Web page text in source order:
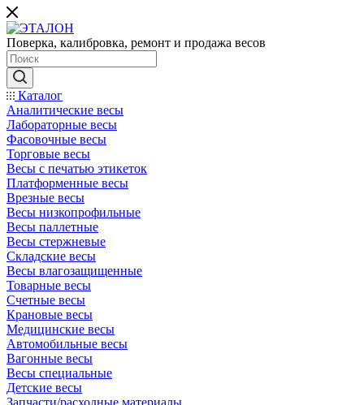
Поверка, калибровка, ремонт и продажа весов
Каталог
Аналитические весы
Лабораторные весы
Фасовочные весы
Торговые весы
Весы с печатью этикеток
Платформенные весы
Врезные весы
Весы низкопрофильные
Весы паллетные
Весы стержневые
Складские весы
Весы влагозащищенные
Товарные весы
Счетные весы
Крановые весы
Медицинские весы
Автомобильные весы
Вагонные весы
Весы специальные
Детские весы
Запчасти/расходные материалы